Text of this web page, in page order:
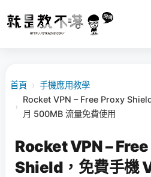
首頁 › 手機應用教學
›
Rocket VPN – Free Proxy
月 500MB 流量免費使用
Rocket VPN –
Shield，免費手機